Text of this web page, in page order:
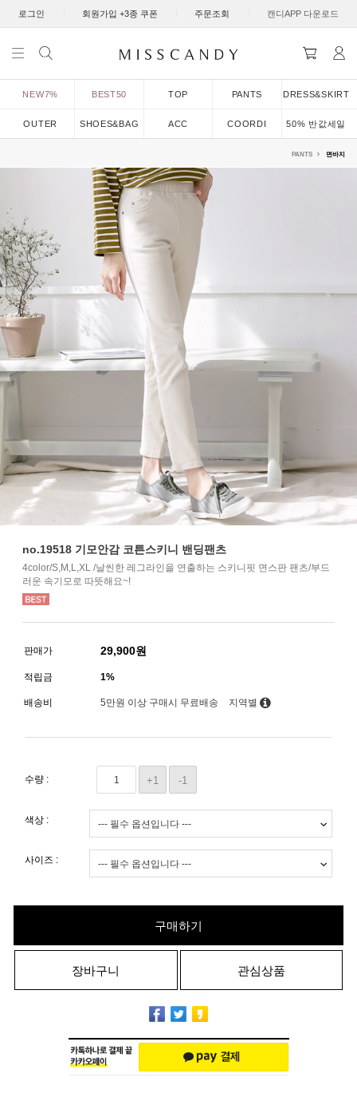
로그인 회원가입 +3종 쿠폰 주문조회 캔디APP 다운로드
NEW7% BEST50 TOP PANTS DRESS&SKIRT
OUTER SHOES&BAG ACC COORDI 50% 반값세일
PANTS 면바지
no.19518 기모안감 코튼스키니 밴딩팬츠
4color/S,M,L,XL /날씬한 레그라인을 연출하는 스키니핏 면스판 팬츠/부드
러운 속기모로 따뜻해요~!
판매가 29,900원
적립금 1%
배송비 5만원 이상 구매시 무료배송 지역별
수량 : +1 -1
색상 :
사이즈 :
구매하기
장바구니 관심상품